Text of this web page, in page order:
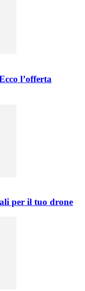
l’offerta
per il tuo drone